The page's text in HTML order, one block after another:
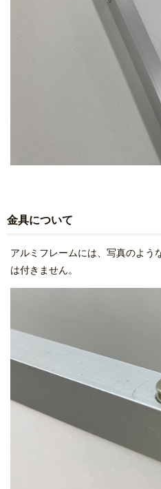
金具について
アルミフレームには、写真のよう
は付きません。